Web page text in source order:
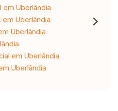
em Uberlândia
em Uberlândia
Uberlândia
em Uberlândia
Uberlândia